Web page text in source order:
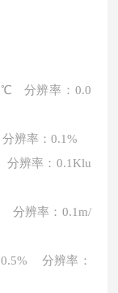
分辨率：0.0
辨率：0.1%
辨率：0.1Klu
分辨率：0.1m/
0.5% 分辨率：